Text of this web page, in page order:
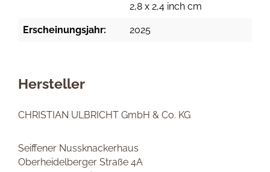
2,8 x 2,4 inch cm
Erscheinungsjahr: 2025
Hersteller
CHRISTIAN ULBRICHT GmbH & Co. KG
Seiffener Nussknackerhaus
Oberheidelberger Straße 4A